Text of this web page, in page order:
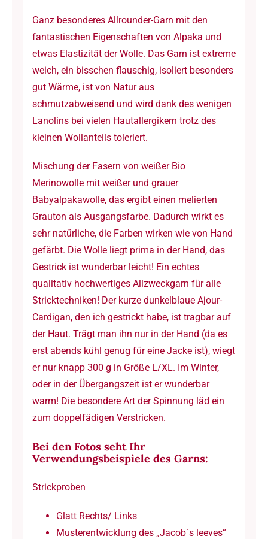
Ganz besonderes Allrounder-Garn mit den
fantastischen Eigenschaften von Alpaka und
etwas Elastizität der Wolle. Das Garn ist extreme
weich, ein bisschen flauschig, isoliert besonders
gut Wärme, ist von Natur aus
schmutzabweisend und wird dank des wenigen
Lanolins bei vielen Hautallergikern trotz des
kleinen Wollanteils toleriert.
Mischung der Fasern von weißer Bio
Merinowolle mit weißer und grauer
Babyalpakawolle, das ergibt einen melierten
Grauton als Ausgangsfarbe. Dadurch wirkt es
sehr natürliche, die Farben wirken wie von Hand
gefärbt. Die Wolle liegt prima in der Hand, das
Gestrick ist wunderbar leicht! Ein echtes
qualitativ hochwertiges Allzweckgarn für alle
Stricktechniken! Der kurze dunkelblaue Ajour-
Cardigan, den ich gestrickt habe, ist tragbar auf
der Haut. Trägt man ihn nur in der Hand (da es
erst abends kühl genug für eine Jacke ist), wiegt
er nur knapp 300 g in Größe L/XL. Im Winter,
oder in der Übergangszeit ist er wunderbar
warm! Die besondere Art der Spinnung läd ein
zum doppelfädigen Verstricken.
Bei den Fotos seht Ihr
Verwendungsbeispiele des Garns:
Strickproben
Glatt Rechts/ Links
Musterentwicklung des „Jacob´s leeves“